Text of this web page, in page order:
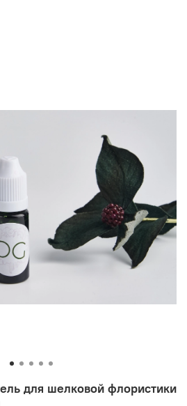
для шелковой флористики